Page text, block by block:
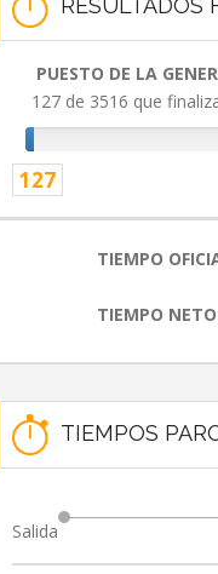
RESULTADOS
PUESTO DE LA
127 de 3516 que
127
TIEMPO
TIEMPO
TIEMPOS
Salida